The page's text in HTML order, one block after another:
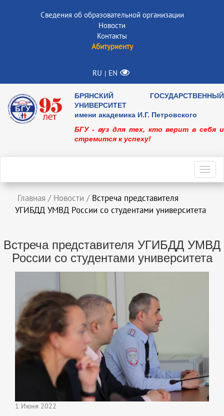
Сведения об образовательной организации
Новости
Контакты
Абитуриенту
RU | EN
БРЯНСКИЙ ГОСУДАРСТВЕННЫЙ
УНИВЕРСИТЕТ
имени академика И.Г. Петровского
БГУ - вуз для тех, кто верит в себя и
стремится к успеху!
Главная / Новости / Встреча представителя
УГИБДД УМВД России со студентами университета
Встреча представителя УГИБДД УМВД
России со студентами университета
1 Июня 2022